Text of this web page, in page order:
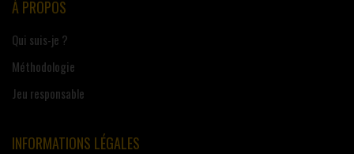
À PROPOS
Qui suis-je ?
Méthodologie
Jeu responsable
INFORMATIONS LÉGALES